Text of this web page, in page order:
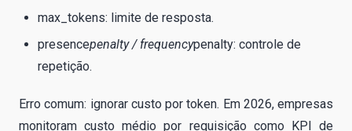
max_tokens: limite de resposta.
presencepenalty / frequencypenalty: controle de
repetição.
Erro comum: ignorar custo por token. Em 2026, empresas
monitoram custo médio por requisição como KPI de